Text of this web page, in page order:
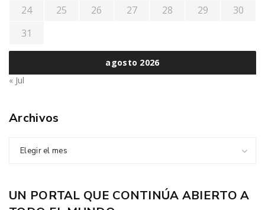
agosto 2026
24
25 26 27 28 29
30
31
« Jul
Archivos
Elegir el mes
UN PORTAL QUE CONTINÚA ABIERTO A